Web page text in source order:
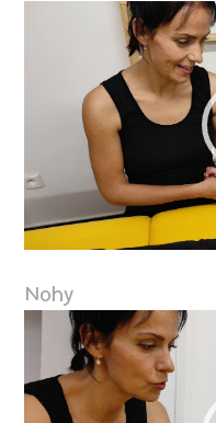
Nohy
Video
přehrávač